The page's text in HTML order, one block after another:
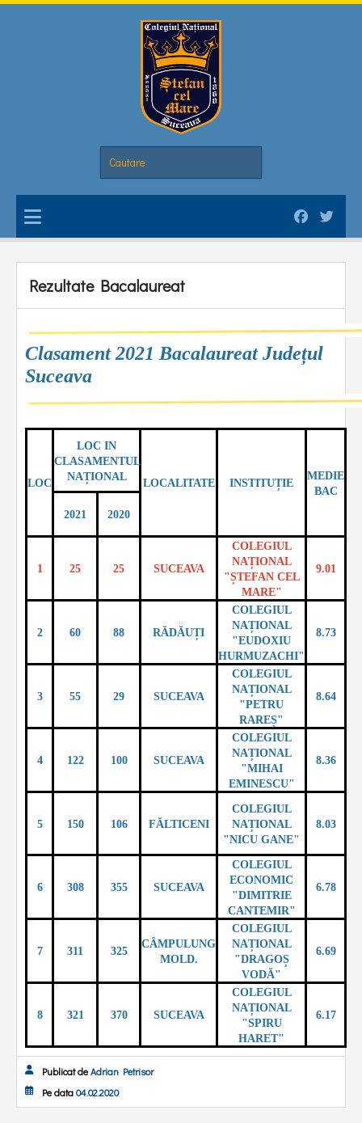
Rezultate Bacalaureat
Clasament 2021 Bacalaureat Județul
Suceava
LOC
LOC IN
CLASAMENTUL
NAȚIONAL
LOCALITATE INSTITUȚIE
MEDIE
BAC
2021
2020
1 25 25 SUCEAVA
COLEGIUL
NAȚIONAL
"ȘTEFAN CEL
MARE"
9.01
2 60 88 RĂDĂUȚI
COLEGIUL
NAȚIONAL
"EUDOXIU
HURMUZACHI"
8.73
3 55 29 SUCEAVA
COLEGIUL
NAȚIONAL
"PETRU
RAREȘ"
8.64
4 122 100 SUCEAVA
COLEGIUL
NAȚIONAL
"MIHAI
EMINESCU"
8.36
5 150 106 FĂLTICENI
COLEGIUL
NAȚIONAL
"NICU GANE"
8.03
6 308 355 SUCEAVA
COLEGIUL
ECONOMIC
"DIMITRIE
CANTEMIR"
6.78
7 311 325
CÂMPULUNG
MOLD.
COLEGIUL
NAȚIONAL
"DRAGOȘ
VODĂ"
6.69
8 321 370 SUCEAVA
COLEGIUL
NAȚIONAL
"SPIRU
HARET"
6.17
Publicat deAdrian Petrisor
Pe data04.02.2020